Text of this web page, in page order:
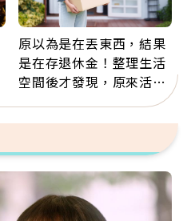
原以為是在丟東西，結果
是在存退休金！整理生活
空間後才發現，原來活得